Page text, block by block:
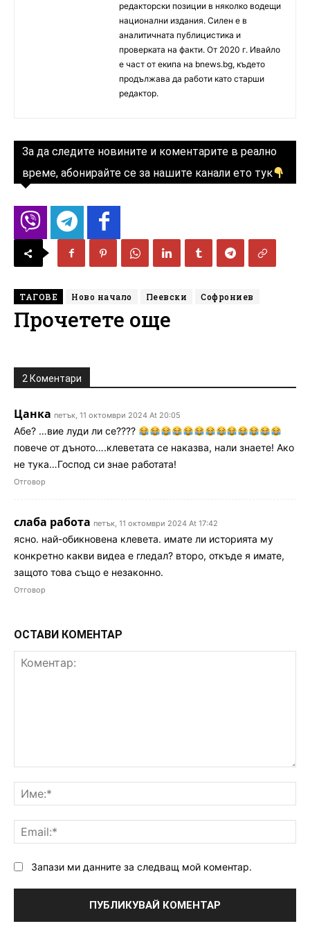
редакторски позиции в няколко водещи
национални издания. Силен е в
аналитичната публицистика и
проверката на факти. От 2020 г. Ивайло
е част от екипа на bnews.bg, където
продължава да работи като старши
редактор.
За да следите новините и коментарите в реално
време, абонирайте се за нашите канали ето тук
ТАГОВЕ Ново начало Пеевски Софрониев
Прочетете още
2 Коментари
Цанка петък, 11 октомври 2024 At 20:05
Абе? …вие луди ли се????
повече от дъното….клеветата се наказва, нали знаете! Ако
не тука…Господ си знае работата!
Отговор
слаба работа петък, 11 октомври 2024 At 17:42
ясно. най-обикновена клевета. имате ли историята му
конкретно какви видеа е гледал? второ, откъде я имате,
защото това също е незаконно.
Отговор
ОСТАВИ КОМЕНТАР
Запази ми данните за следващ мой коментар.